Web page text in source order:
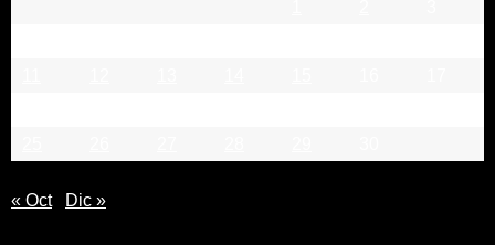
« Oct Dic »